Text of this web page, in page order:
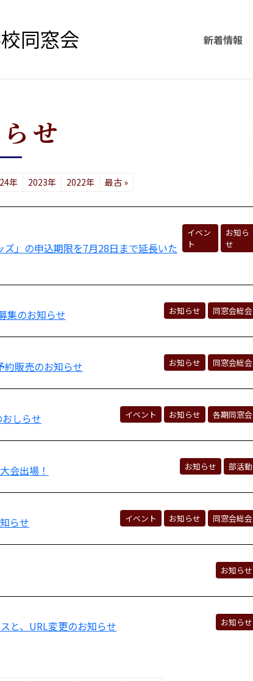
同窓会 新着情報
せ
年 2023年 2022年 最古 »
ズ」の申込期限を7月28日まで延長いた
イベン
ト
お知ら
せ
集のお知らせ お知らせ 同窓会総会
販売のお知らせ お知らせ 同窓会総会
しらせ イベント お知らせ 各期同窓会
会出場！ お知らせ 部活動
らせ イベント お知らせ 同窓会総会
お知らせ
と、URL変更のお知らせ お知らせ